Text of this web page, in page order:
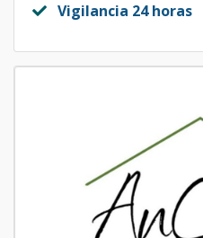
Vigilancia 24 horas